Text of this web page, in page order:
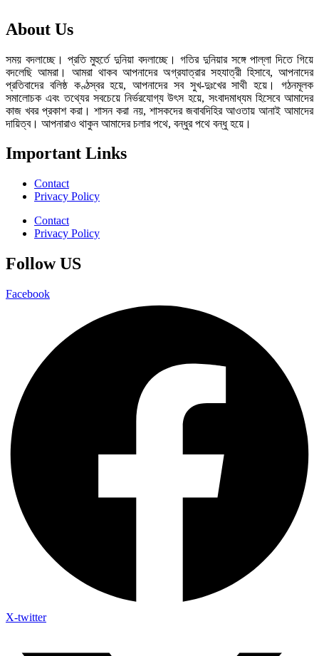
About Us
সময় বদলাচ্ছে। প্রতি মুহুর্তে দুনিয়া বদলাচ্ছে। গতির দুনিয়ার সঙ্গে পাল্লা দিতে গিয়ে
বদলেছি আমরা। আমরা থাকব আপনাদের অগ্রযাত্রার সহযাত্রী হিসাবে, আপনাদের
প্রতিবাদের বলিষ্ঠ কণ্ঠস্বর হয়ে, আপনাদের সব সুখ-দুঃখের সাথী হয়ে। গঠনমূলক
সমালোচক এবং তথ্যের সবচেয়ে নির্ভরযোগ্য উ‍ৎস হয়ে, সংবাদমাধ্যম হিসেবে আমাদের
কাজ খবর প্রকাশ করা। শাসন করা নয়, শাসকদের জবাবদিহির আওতায় আনাই আমাদের
দায়িত্ব। আপনারাও থাকুন আমাদের চলার পথে, বন্ধুর পথে বন্ধু হয়ে।
Important Links
Contact
Privacy Policy
Contact
Privacy Policy
Follow US
Facebook
X-twitter